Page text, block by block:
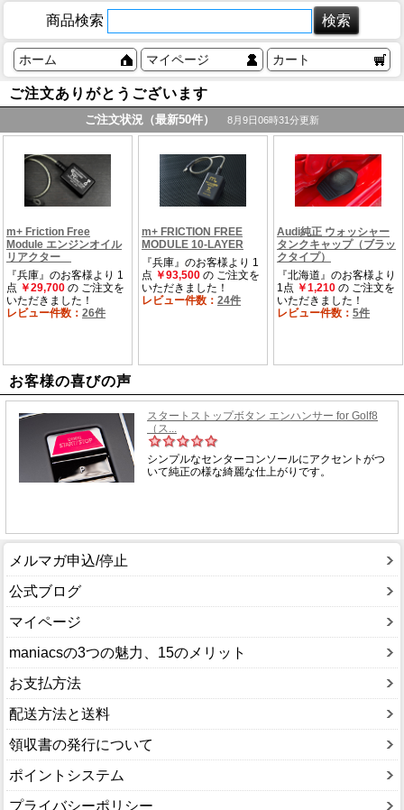
商品検索
ホーム マイページ カート
ご注文ありがとうございます
お客様の喜びの声
メルマガ申込/停止
公式ブログ
マイページ
maniacsの3つの魅力、15のメリット
お支払方法
配送方法と送料
領収書の発行について
ポイントシステム
プライバシーポリシー